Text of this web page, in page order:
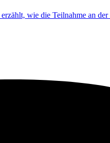
wie die Teilnahme an